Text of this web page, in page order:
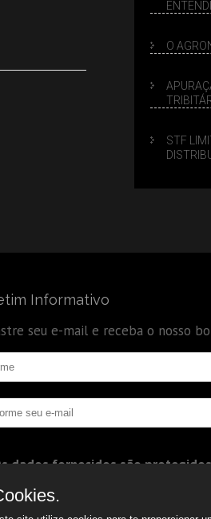
O
STF
Informativo
seu e-mail e receba o nosso
dados fornecidos são